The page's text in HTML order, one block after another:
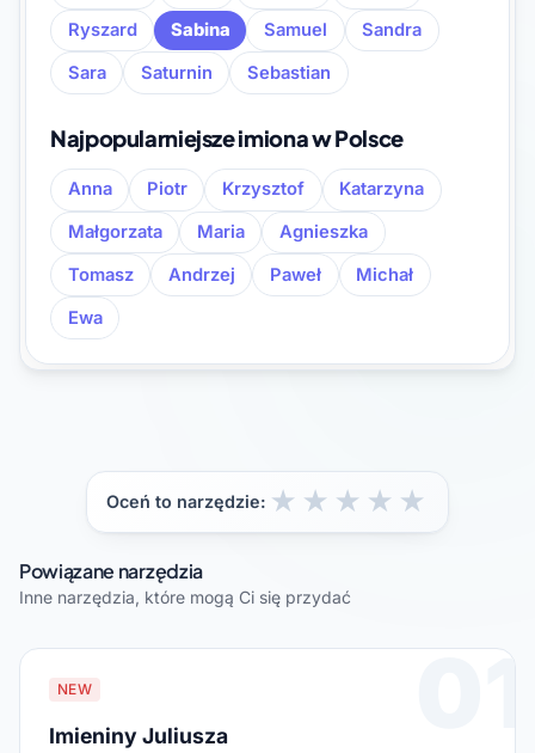
Ryszard Sabina Samuel
Sandra
Sara
Saturnin Sebastian
Najpopularniejsze imiona w Polsce
Anna Piotr Krzysztof
Katarzyna
Małgorzata
Maria
Agnieszka
Tomasz
Andrzej Paweł
Michał
Ewa
Oceń to narzędzie: ★
★
★
★
★
Powiązane narzędzia
Inne narzędzia, które mogą Ci się przydać
01
NEW
Imieniny Juliusza